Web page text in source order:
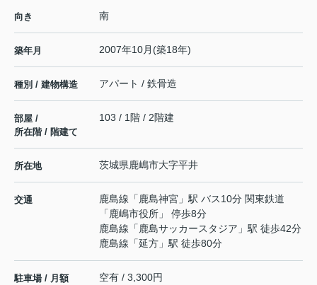
向き 南
築年月 2007年10月(築18年)
種別 / 建物構造 アパート / 鉄骨造
部屋 /
所在階 / 階建て
103 / 1階 / 2階建
所在地 茨城県鹿嶋市大字平井
交通 鹿島線 「 鹿島神宮 」駅 バス10分 関東鉄道
「鹿嶋市役所」 停歩8分
鹿島線 「 鹿島サッカースタジア 」駅 徒歩42分
鹿島線 「延方 」駅 徒歩80分
駐車場 / 月額 空有 / 3,300円